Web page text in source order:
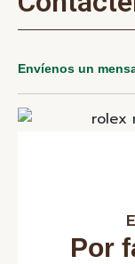
Envíenos un
Por